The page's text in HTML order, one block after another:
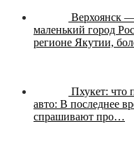
Верхоянск
маленький город
регионе Якутии,
Пхукет: что
авто: В последнее
спрашивают про…